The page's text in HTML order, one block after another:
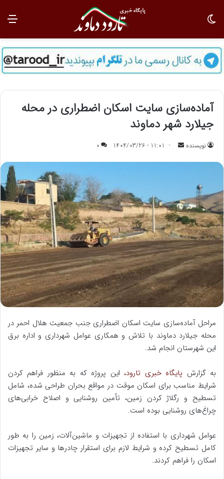
آماده‌سازی سایت اسکان اضطراری در محله
جیلارد شهر دماوند
نویسنده
ب
ه
ا
ی
م
ی
ل
11:01 - 1404/03/26
0
مراحل آماده‌سازی سایت اسکان اضطراری جنب جمعیت هلال احمر در
محله جیلارد دماوند با تلاش و همکاری عوامل شهرداری و اداره برق
این شهرستان انجام شد.
به گزارش پایگاه خبری تارود، این پروژه که به منظور فراهم کردن
شرایط مناسب برای اسکان موقت در مواقع بحران طراحی شده، شامل
تسطیح و رگلاژ کردن زمین، تأمین روشنایی و اصلاح خرابی‌های
چراغ‌های روشنایی بوده است.
عوامل شهرداری با استفاده از تجهیزات و ماشین‌آلات، زمین را به طور
کامل تسطیح کرده و شرایط لازم برای استقرار چادرها و سایر تجهیزات
اسکان را فراهم کردند.